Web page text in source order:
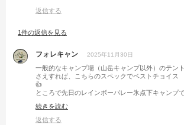
返信する
1件の返信を見る
フォレキャン 2025年11月30日
一般的なキャンプ場（山岳キャンプ以外）のテン
さえすれば、こちらのスペックでベストチョイス
👍
ところで先日のレインボーバレー氷点下キャンプ
続きを読む
返信する